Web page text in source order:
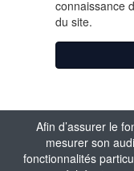
Afin d’assurer le
mesurer son
fonctionnalités
connaissance
du site.